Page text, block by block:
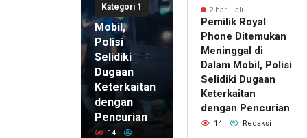
Kategori 1
di Dalam
Mobil,
Polisi
Selidiki
Dugaan
Keterkaitan
dengan
Pencurian
14
2 hari lalu
Pemilik Royal
Phone Ditemukan
Meninggal di
Dalam Mobil, Polisi
Selidiki Dugaan
Keterkaitan
dengan Pencurian
14 Redaksi